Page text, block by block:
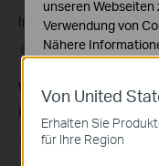
Introduction for TP-
02-12-2018
Wie finde ich die
Gerät?
09-26-2016
Von United
Erhalten Sie
für Ihre Region
unseren Webseiten
Verwendung von
Nähere
Notwendige
Diese Cookies sind
erforderlich und